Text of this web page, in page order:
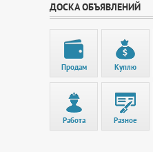
ДОСКА ОБЪЯВЛЕНИЙ
Продам Куплю
Работа Разное